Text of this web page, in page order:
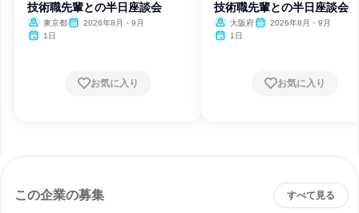
技術職先輩との半日座談会
東京都
2026年8月・9月
1日
お気に入り
技術職先輩との半日座談会
大阪府
2026年8月・9月
1日
お気に入り
この企業の募集 すべて見る